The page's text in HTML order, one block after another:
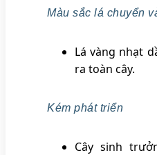
Màu sắc lá chuyển
Lá vàng nhạt
ra toàn cây.
Kém phát triển
Cây sinh